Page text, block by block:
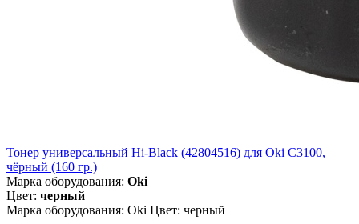
Тонер универсальный Hi-Black (42804516) для Oki С3100,
чёрный (160 гр.)
Марка оборудования: Oki
Цвет: черный
Марка оборудования: Oki Цвет: черный